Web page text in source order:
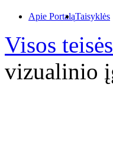
Apie PortaląTaisyklės
Visos
vizualinio